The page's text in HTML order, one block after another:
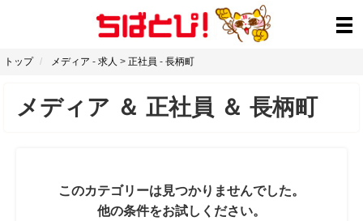
トップ メディア - 求人 > 正社員 - 長柄町
メディア ＆ 正社員 ＆ 長柄町
このカテゴリーは見つかりませんでした。
他の条件をお試しください。